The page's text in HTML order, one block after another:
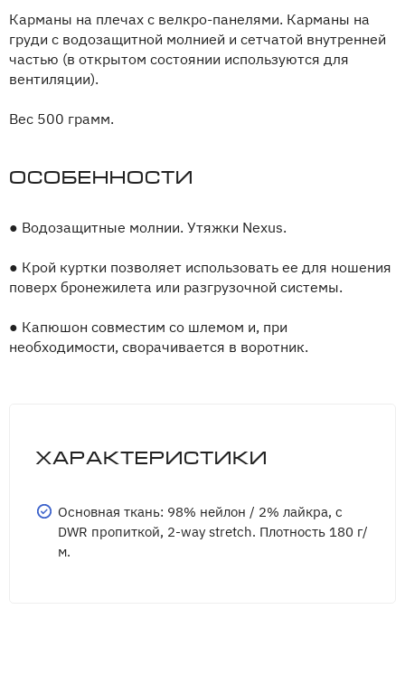
Карманы на плечах с велкро-панелями. Карманы на
груди с водозащитной молнией и сетчатой внутренней
частью (в открытом состоянии используются для
вентиляции).
Вес 500 грамм.
Особенности
● Водозащитные молнии. Утяжки Nexus.
● Крой куртки позволяет использовать ее для ношения
поверх бронежилета или разгрузочной системы.
● Капюшон совместим со шлемом и, при
необходимости, сворачивается в воротник.
Характеристики
Основная ткань: 98% нейлон / 2% лайкра, с
DWR пропиткой, 2-way stretch. Плотность 180 г/
м.